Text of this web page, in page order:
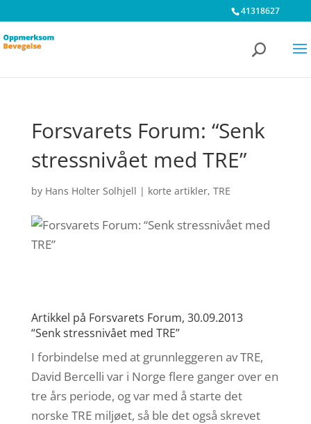
41318627
Forsvarets Forum: “Senk
stressnivået med TRE”
by Hans Holter Solhjell | korte artikler, TRE
Artikkel på Forsvarets Forum, 30.09.2013
“Senk stressnivået med TRE”
I forbindelse med at grunnleggeren av TRE,
David Bercelli var i Norge flere ganger over en
tre års periode, og var med å starte det
norske TRE miljøet, så ble det også skrevet